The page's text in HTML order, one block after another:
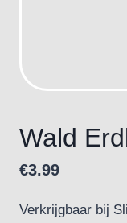
Wald
€3.99
Verkrijgbaar bij